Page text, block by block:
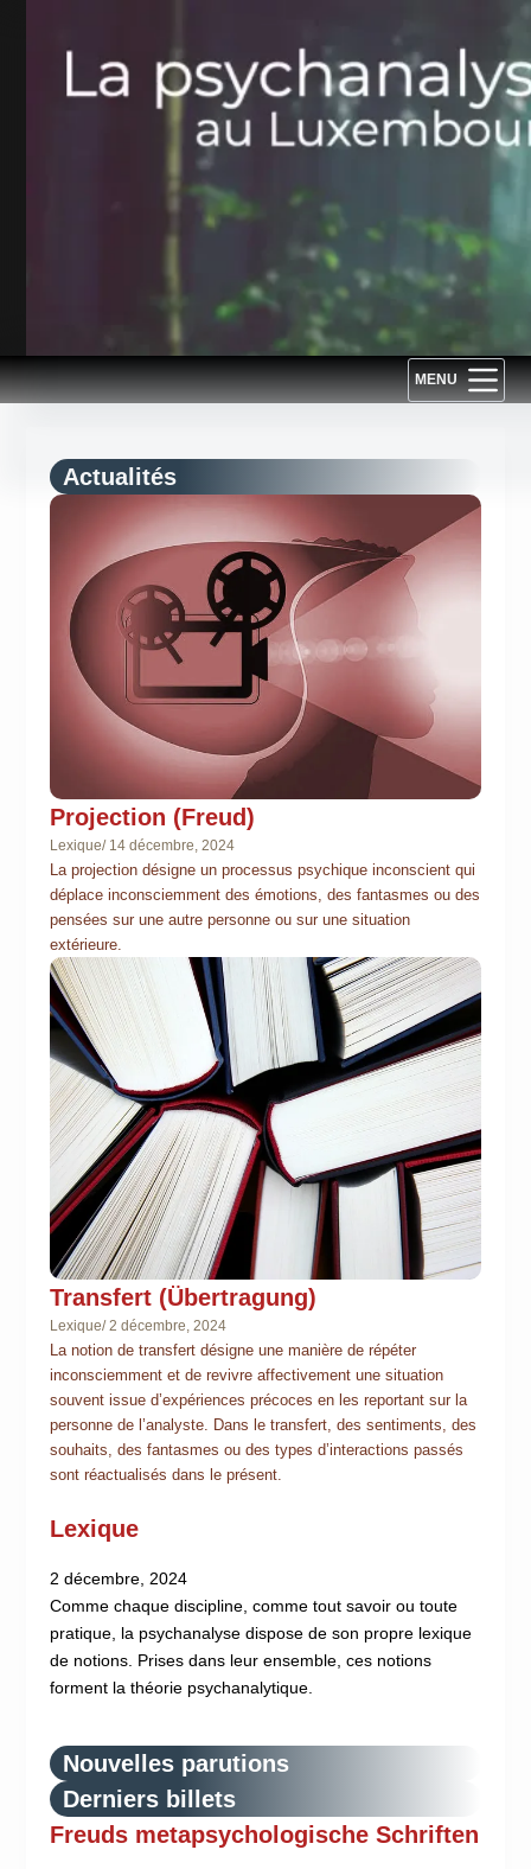
MENU
Actualités
Projection (Freud)
Lexique/ 14 décembre, 2024
La projection désigne un processus psychique inconscient qui
déplace inconsciemment des émotions, des fantasmes ou des
pensées sur une autre personne ou sur une situation
extérieure.
Transfert (Übertragung)
Lexique/2 décembre, 2024
La notion de transfert désigne une manière de répéter
inconsciemment et de revivre affectivement une situation
souvent issue d’expériences précoces en les reportant sur la
personne de l’analyste. Dans le transfert, des sentiments, des
souhaits, des fantasmes ou des types d’interactions passés
sont réactualisés dans le présent.
Lexique
2 décembre, 2024
Comme chaque discipline, comme tout savoir ou toute
pratique, la psychanalyse dispose de son propre lexique
de notions. Prises dans leur ensemble, ces notions
forment la théorie psychanalytique.
Nouvelles parutions
Derniers billets
Freuds metapsychologische Schriften